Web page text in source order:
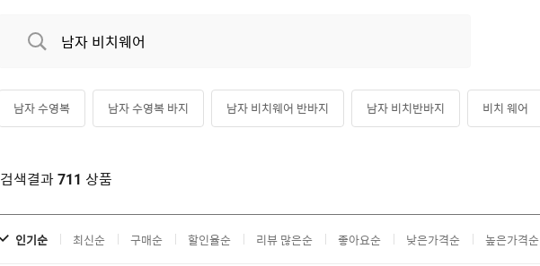
남자 수영복 남자 수영복 바지 남자 비치웨어 반바지 남자 비치반바지 비치 웨어
검색결과 711 상품
인기순 최신순 구매순 할인율순 리뷰 많은순 좋아요순 낮은가격순 높은가격순